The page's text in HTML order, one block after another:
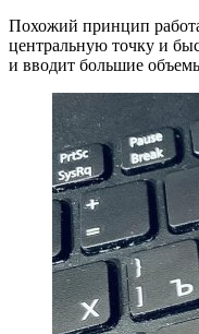
Похожий принцип
центральную точку и
и вводит большие